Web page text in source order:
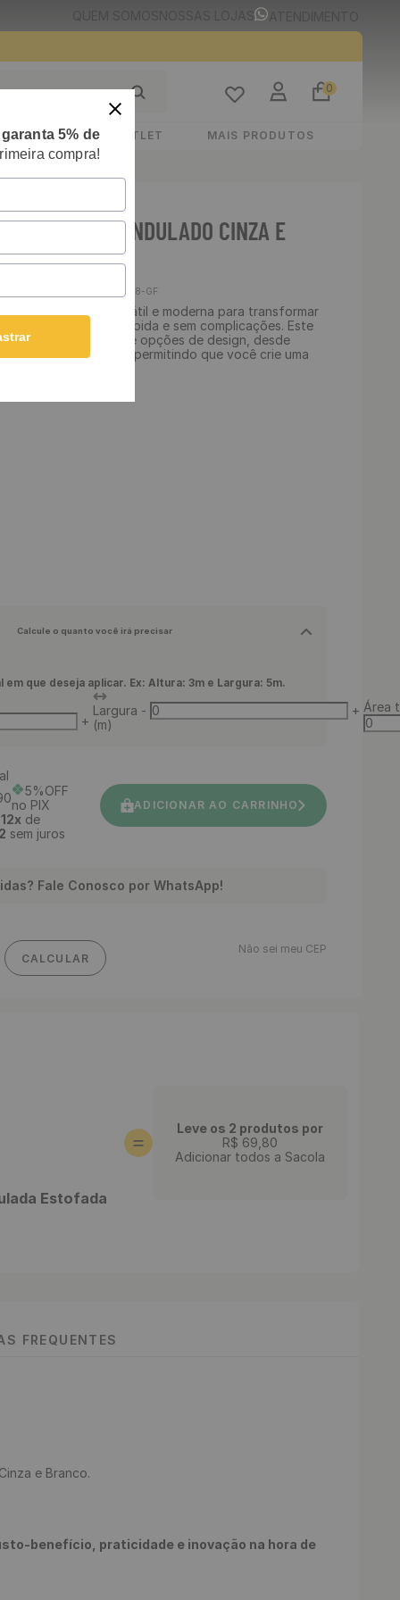
0
OUTLET MAIS PRODUTOS
ADESIVO 3D ONDULADO CINZA E
48 X 300 CM
3D-78-GF
é uma solução versátil e moderna para transformar
ambiente de forma rápida e sem complicações. Este
uma infinidade de opções de design, desde
personalizadas, permitindo que você crie uma
Calcule o quanto você irá precisar
em que deseja aplicar. Ex: Altura: 3m e Largura: 5m.
+
Largura
(m)
- + Área
5%OFF
no PIX
12xde
sem juros
ADICIONAR AO CARRINHO
Fale Conosco por WhatsApp!
CALCULAR
Não sei meu CEP
Estofada
Leve os 2 produtos por
R$ 69 80
Adicionar todos a Sacola
FREQUENTES
e Branco.
benefício, praticidade e inovação na hora de
garanta 5% de
compra!